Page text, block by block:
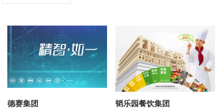
德赛集团 韬乐园餐饮集团